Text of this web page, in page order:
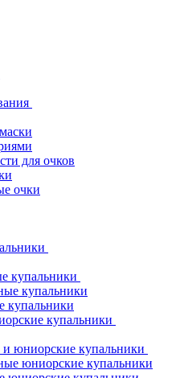
для очков
очки
купальники
купальники
купальники
купальники
и юниорские купальники
юниорские купальники